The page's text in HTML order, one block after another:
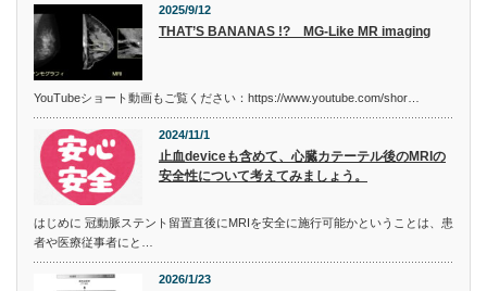
2025/9/12
THAT’S BANANAS !? MG-Like MR imaging
YouTubeショート動画もご覧ください：https://www.youtube.com/shor…
2024/11/1
止血deviceも含めて、心臓カテーテル後のMRIの
安全性について考えてみましょう。
はじめに 冠動脈ステント留置直後にMRIを安全に施行可能かということは、患
者や医療従事者にと…
2026/1/23